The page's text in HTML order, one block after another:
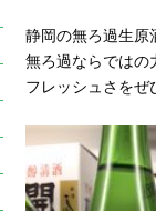
静岡の無ろ過生原
無ろ過ならではの
フレッシュさをぜ